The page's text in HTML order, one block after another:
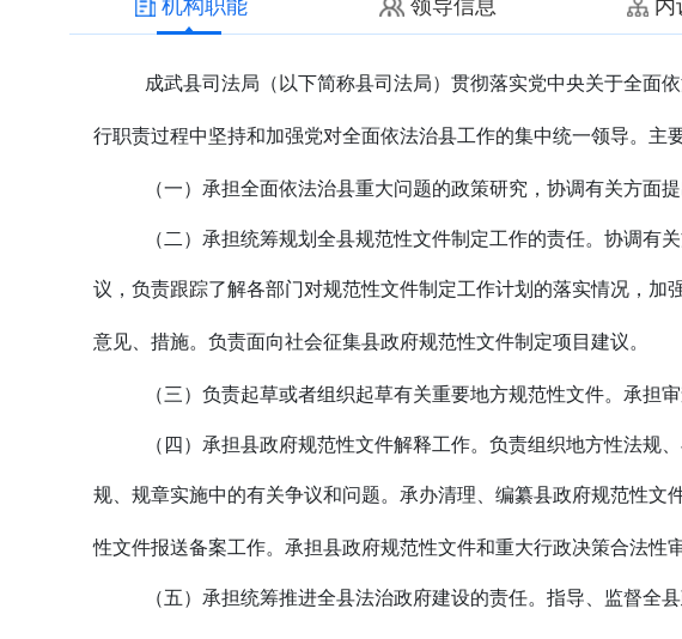
机构职能 领导信息
成武县司法局（以下简称县司法局）贯彻落实党中央关于全面
行职责过程中坚持和加强党对全面依法治县工作的集中统一领导。主
（一）承担全面依法治县重大问题的政策研究，协调有关方面
（二）承担统筹规划全县规范性文件制定工作的责任。协调
议，负责跟踪了解各部门对规范性文件制定工作计划的落实情况，
意见、措施。负责面向社会征集县政府规范性文件制定项目建议。
（三）负责起草或者组织起草有关重要地方规范性文件。承担
（四）承担县政府规范性文件解释工作。负责组织地方性法
规、规章实施中的有关争议和问题。承办清理、编纂县政府规范性
性文件报送备案工作。承担县政府规范性文件和重大行政决策合法
（五）承担统筹推进全县法治政府建设的责任。指导、监督